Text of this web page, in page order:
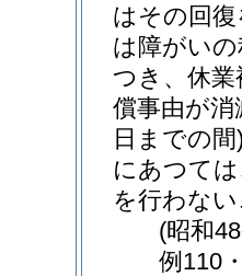
はその回
は障がい
つき、休
償事由が
日までの間
にあつて
を行わな
(昭和
例110